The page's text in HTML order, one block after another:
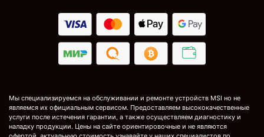
Мы специализируемся на обслуживании и ремонте устройств MSI но не
являемся их официальным сервисом. Предоставляем высококачественные
услуги после истечения гарантии, а также осуществляем диагностику и
наладку продукции. Цены на сайте ориентировочные и не являются